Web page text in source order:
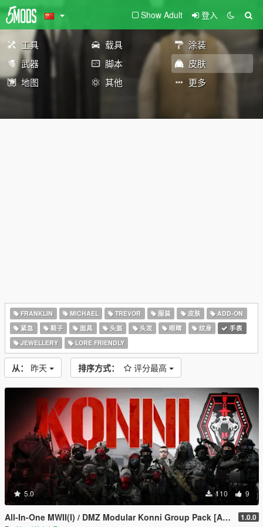
Show Adult 登入
工具 载具
涂装
武器
脚本
皮肤
地图
其他 更多
FRANKLIN MICHAEL TREVOR 服装 皮肤
ADD-ON
紧急
鞋子 面具 头盔 头发 眼睛 纹身
手表
JEWELLERY
LORE FRIENDLY
从： 昨天 排序方式： 评分最高
5.0 110 9
All-In-One MWII(I) / DMZ Modular Konni Group Pack [Add-On Ped & MP Male] 1.0.0